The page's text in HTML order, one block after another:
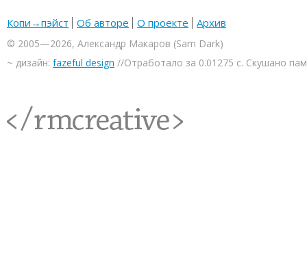
Копи→пэйст Об авторе О проекте Архив
© 2005—2026, Александр Макаров (Sam Dark)
~ дизайн: fazeful design //Отработало за 0.01275 с. Скушано
<rmcreative/>